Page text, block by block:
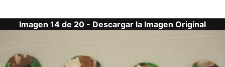
Imagen 14 de 20 - Descargar la Imagen Original